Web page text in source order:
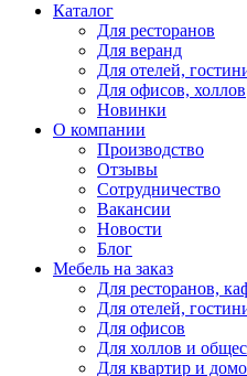
Каталог
Для ресторанов
Для веранд
Для отелей,
Для офисов, холлов
Новинки
О компании
Производство
Отзывы
Сотрудничество
Вакансии
Новости
Блог
Мебель на заказ
Для ресторанов,
Для отелей,
Для офисов
Для холлов и
Для квартир и